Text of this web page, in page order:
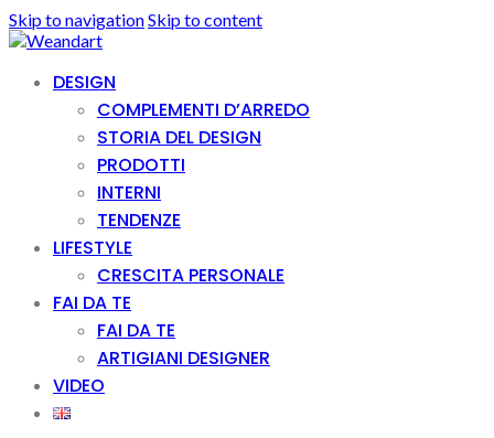
Skip to navigationSkip to content
DESIGN
COMPLEMENTI D’ARREDO
STORIA DEL DESIGN
PRODOTTI
INTERNI
TENDENZE
LIFESTYLE
CRESCITA PERSONALE
FAI DA TE
FAI DA TE
ARTIGIANI DESIGNER
VIDEO